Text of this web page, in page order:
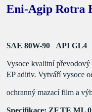
Eni-Agip Rotra
SAE 80W-90 API GL4
Vysoce kvalitní
EP aditiv. Vytváří vysoce
ochranný mazacífilm a
Specifikace: ZF TE ML